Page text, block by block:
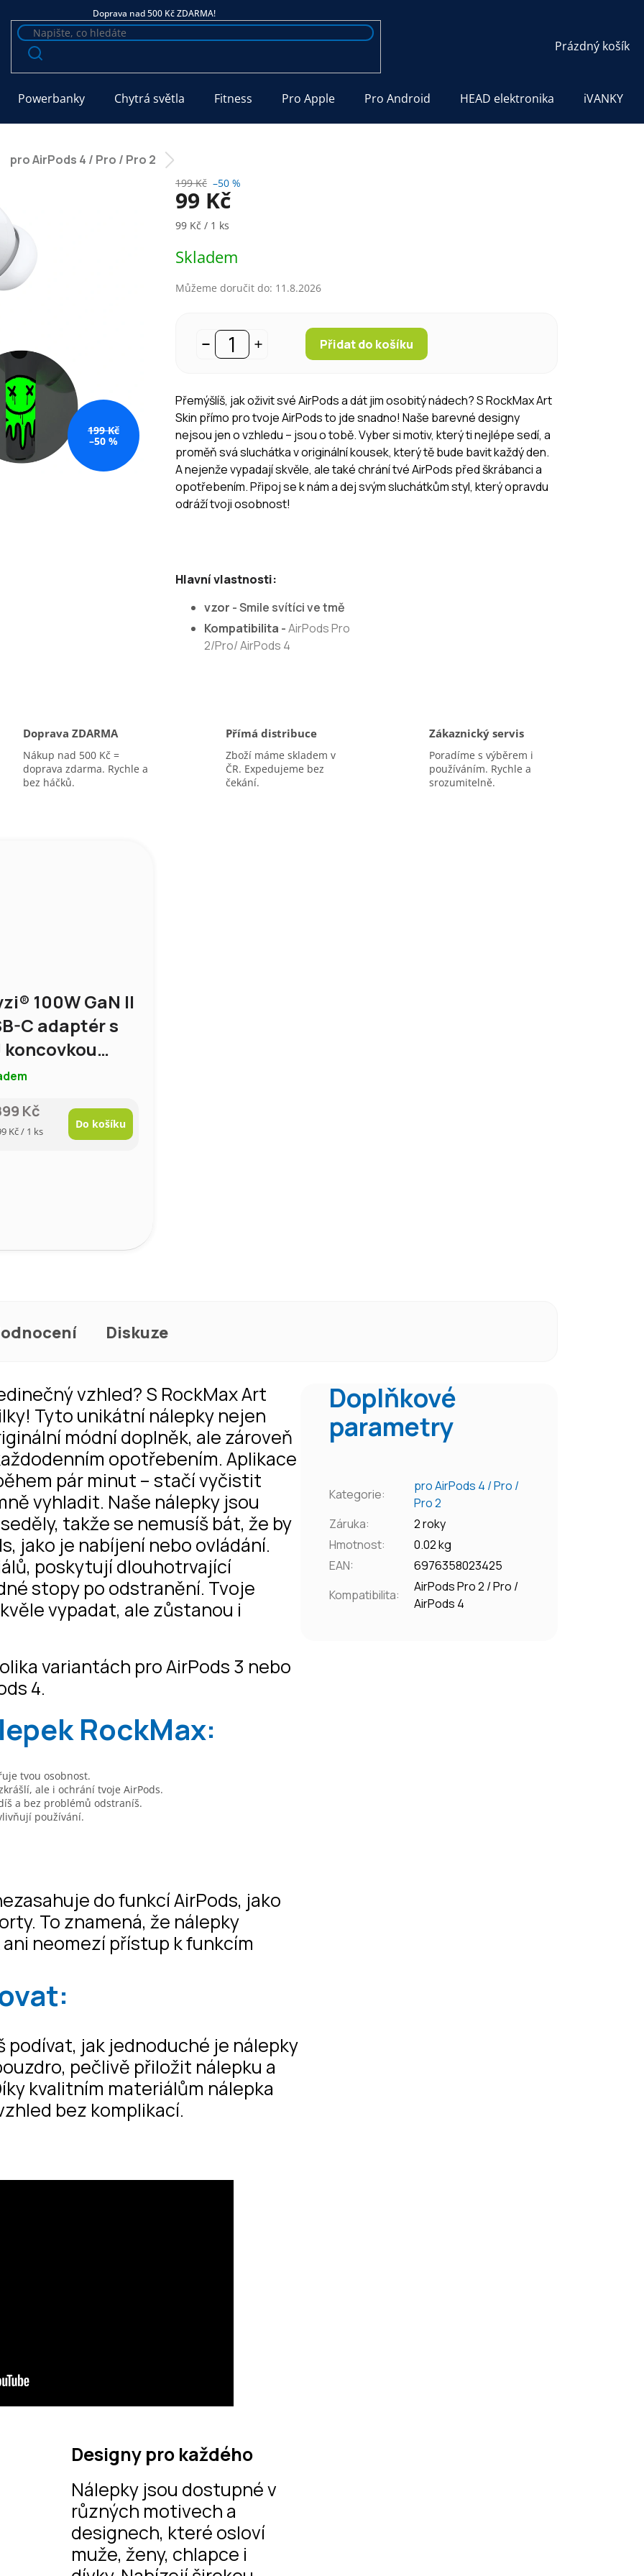
Doprava nad 500 Kč ZDARMA!
NÁKUPNÍ
Prázdný košík
Powerbanky Chytrá světla Fitness Pro Apple Pro Android HEAD elektronika iVANKY
pro AirPods 4 / Pro / Pro 2
199 Kč
–50 %
199 Kč –50 %
99 Kč
Měrná cena:
99 Kč / 1 ks
Skladem
Můžeme doručit do: 11.8.2026
Přidat do košíku
Přemýšlíš, jak oživit své AirPods a dát jim osobitý nádech? S RockMax Art
Skin přímo pro tvoje AirPods to jde snadno! Naše barevné designy
nejsou jen o vzhledu – jsou o tobě. Vyber si motiv, který ti nejlépe sedí, a
proměň svá sluchátka v originální kousek, který tě bude bavit každý den.
A nejenže vypadají skvěle, ale také chrání tvé AirPods před škrábanci a
opotřebením. Připoj se k nám a dej svým sluchátkům styl, který opravdu
odráží tvoji osobnost!
Hlavní vlastnosti:
vzor - Smile svítíci ve tmě
Kompatibilita -AirPods Pro
2/Pro/ AirPods 4
Doprava ZDARMA
Nákup nad 500 Kč =
doprava zdarma. Rychle a
bez háčků.
Přímá distribuce
Zboží máme skladem v
ČR. Expedujeme bez
čekání.
Zákaznický servis
Poradíme s výběrem i
používáním. Rychle a
srozumitelně.
100W GaN II
C adaptér s
koncovkou
Kč
Kč / 1 ks
Do košíku
Diskuze
vzhled? S RockMax Art
Tyto unikátní nálepky nejen
módní doplněk, ale zároveň
opotřebením. Aplikace
pár minut – stačí vyčistit
vyhladit. Naše nálepky jsou
takže se nemusíš bát, že by
jako je nabíjení nebo ovládání.
poskytují dlouhotrvající
stopy po odstranění. Tvoje
vypadat, ale zůstanou i
variantách pro AirPods 3 nebo
4.
RockMax:
tvou osobnost.
ale i ochrání tvoje AirPods.
a bez problémů odstraníš.
používání.
do funkcí AirPods, jako
To znamená, že nálepky
neomezí přístup k funkcím
podívat, jak jednoduché je nálepky
pečlivě přiložit nálepku a
kvalitním materiálům nálepka
bez komplikací.
Designy pro každého
Nálepky jsou dostupné v
různých motivech a
designech, které osloví
muže, ženy, chlapce i
Doplňkové
parametry
Kategorie:
pro AirPods 4 / Pro /
Pro 2
Záruka:
2 roky
Hmotnost:
0.02 kg
EAN:
6976358023425
Kompatibilita:
AirPods Pro 2 / Pro /
AirPods 4